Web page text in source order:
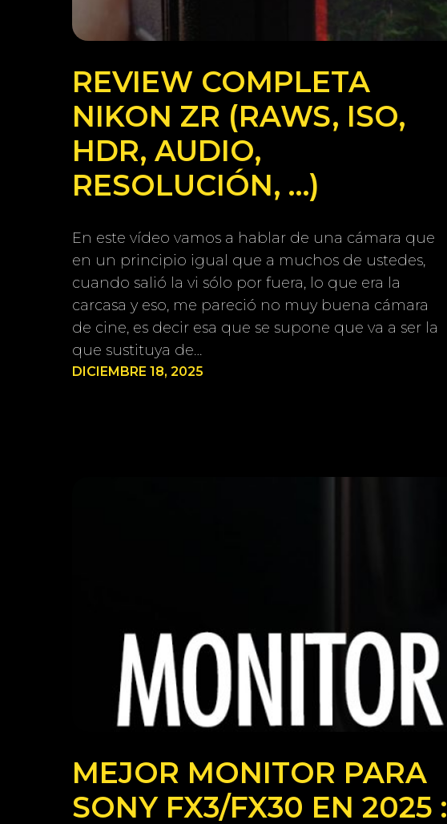
REVIEW COMPLETA
NIKON ZR (RAWS, ISO,
HDR, AUDIO,
RESOLUCIÓN, …)
En este vídeo vamos a hablar de una cámara que
en un principio igual que a muchos de ustedes,
cuando salió la vi sólo por fuera, lo que era la
carcasa y eso, me pareció no muy buena cámara
de cine, es decir esa que se supone que va a ser la
que sustituya de…
DICIEMBRE 18, 2025
MEJOR MONITOR PARA
SONY FX3/FX30 EN 2025 :